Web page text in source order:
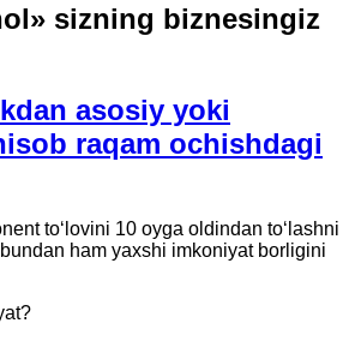
sizning biznesingiz
asosiy yoki
raqam ochishdagi
toʻlovini 10 oyga oldindan toʻlashni
ham yaxshi imkoniyat borligini